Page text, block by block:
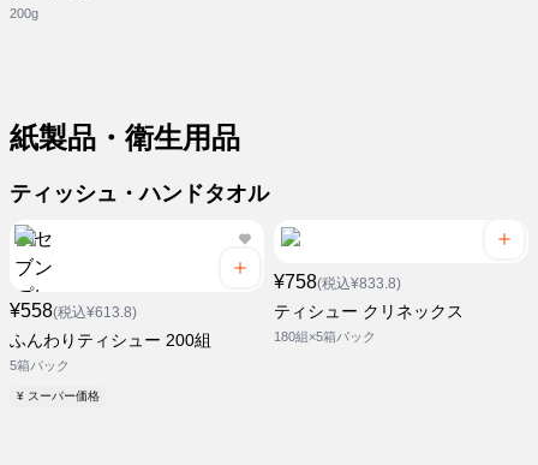
200g
紙製品・衛生用品
ティッシュ・ハンドタオル
¥558(税込¥613.8)
ふんわりティシュー 200組
5箱パック
¥ スーパー価格
¥758(税込¥833.8)
ティシュー クリネックス
180組×5箱パック